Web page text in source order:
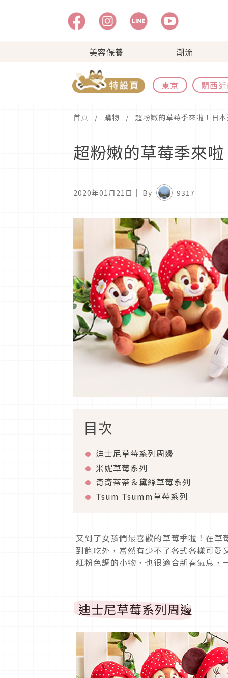
美容保養 潮流
東京 關西
首頁 購物 超粉嫩的草莓季來啦！日
超粉嫩的草莓季來
2020年01月21日 ｜ By 9317
目次
迪士尼草莓系列周邊
米妮草莓系列
奇奇蒂蒂＆黛絲草莓系列
Tsum Tsumm草莓系列
又到了女孩們最喜歡的草莓季啦！在
到飽吃外，當然有少不了各式各樣可
紅粉色調的小物，也很適合新春氣息，
迪士尼草莓系列周邊